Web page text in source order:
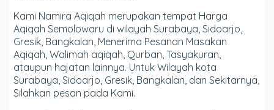
Kami Namira Aqiqah merupakan tempat Harga
Aqiqah Semolowaru di wilayah Surabaya, Sidoarjo,
Gresik, Bangkalan, Menerima Pesanan Masakan
Aqiqah, Walimah aqiqah, Qurban, Tasyakuran,
ataupun hajatan lainnya. Untuk Wilayah kota
Surabaya, Sidoarjo, Gresik, Bangkalan, dan Sekitarnya,
Silahkan pesan pada Kami.